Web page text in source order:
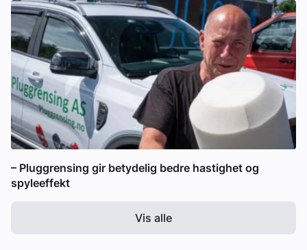
– Pluggrensing gir betydelig bedre hastighet og
spyleeffekt
Vis alle